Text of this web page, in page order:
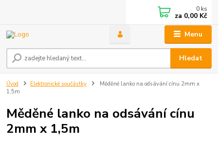
Menu
Hledat
0 ks
za 0,00 Kč
Úvod Elektronické součástky
Měděné lanko na odsávání cínu 2mm x
1,5m
Měděné lanko na odsávání cínu
2mm x 1,5m